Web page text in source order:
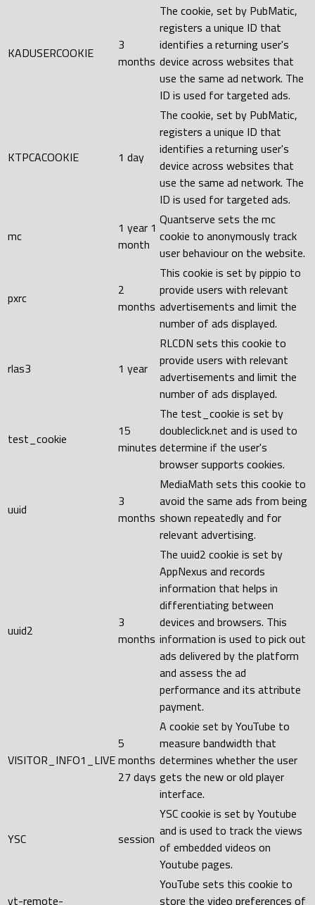
KADUSERCOOKIE
3
months
The cookie, set by PubMatic,
registers a unique ID that
identifies a returning user's
device across websites that
use the same ad network. The
ID is used for targeted ads.
KTPCACOOKIE 1 day
The cookie, set by PubMatic,
registers a unique ID that
identifies a returning user's
device across websites that
use the same ad network. The
ID is used for targeted ads.
mc
1 year 1
month
Quantserve sets the mc
cookie to anonymously track
user behaviour on the website.
pxrc
2
months
This cookie is set by pippio to
provide users with relevant
advertisements and limit the
number of ads displayed.
rlas3 1 year
RLCDN sets this cookie to
provide users with relevant
advertisements and limit the
number of ads displayed.
test_cookie
15
minutes
The test_cookie is set by
doubleclick.net and is used to
determine if the user's
browser supports cookies.
uuid
3
months
MediaMath sets this cookie to
avoid the same ads from being
shown repeatedly and for
relevant advertising.
uuid2
3
months
The uuid2 cookie is set by
AppNexus and records
information that helps in
differentiating between
devices and browsers. This
information is used to pick out
ads delivered by the platform
and assess the ad
performance and its attribute
payment.
VISITOR_INFO1_LIVE
5
months
27 days
A cookie set by YouTube to
measure bandwidth that
determines whether the user
gets the new or old player
interface.
YSC session
YSC cookie is set by Youtube
and is used to track the views
of embedded videos on
Youtube pages.
yt-remote-
YouTube sets this cookie to
store the video preferences of